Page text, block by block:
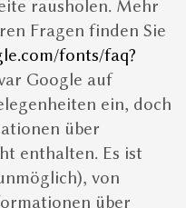
rausholen. Mehr
Fragen finden Sie
fonts/faq?
Google auf
ein, doch
über
enthalten. Es ist
von
über